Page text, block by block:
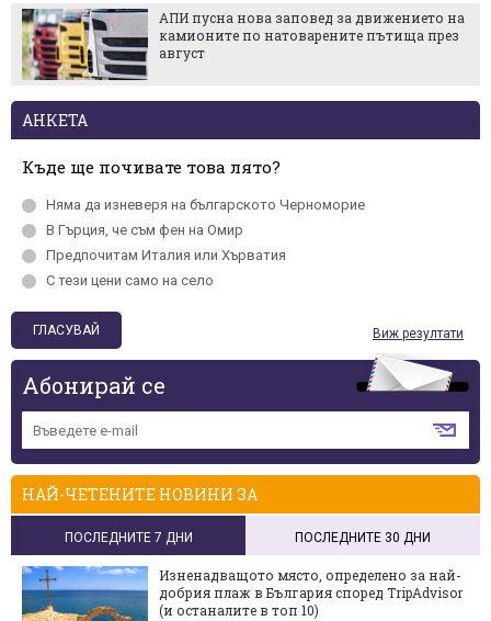
АПИ пусна нова заповед за движението на
камионите по натоварените пътища през
август
АНКЕТА
Къде ще почивате това лято?
Няма да изневеря на българското Черномориe
В Гърция, че съм фен на Омир
Предпочитам Италия или Хърватия
С тези цени само на село
Виж резултати
Абонирай се
НАЙ-ЧЕТЕНИТЕ НОВИНИ ЗА
ПОСЛЕДНИТЕ 7 ДНИ ПОСЛЕДНИТЕ 30 ДНИ
Изненадващото място, определено за най-
добрия плаж в България според TripAdvisor
(и останалите в топ 10)